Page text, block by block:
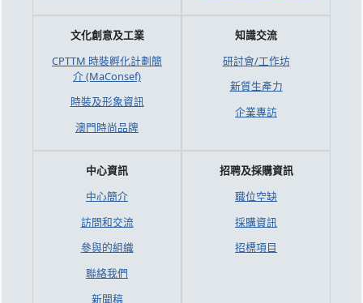
文化創意及工業
CPTTM 時裝孵化計劃簡
介 (MaConsef)
時裝及形象資訊
澳門時尚品牌
知識交流
研討會/工作坊
新質生產力
企業專訪
中心資訊
中心簡介
訪問和交流
參與的組織
聯絡我們
新聞稿
招聘及採購資訊
職位空缺
採購資訊
招標項目